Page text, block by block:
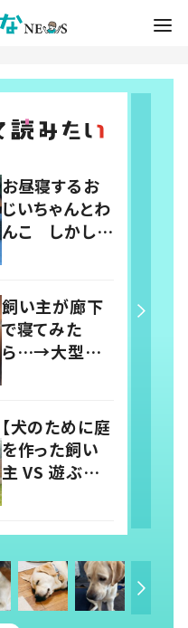
お昼寝するお
じいちゃんとわ
んこ しかしよ
う」「ラブリーす
ぎ」の声
飼い主が廊下
で寝てみた
ら…→大型犬
たちによって廊
「羨ましい」「幸
せそう」の声
【犬のために庭
を作った飼い
主 VS 遊ぶ気
のない犬】シュ
21.1万いい
ね！？「犬の強
い意志を感じ
る」